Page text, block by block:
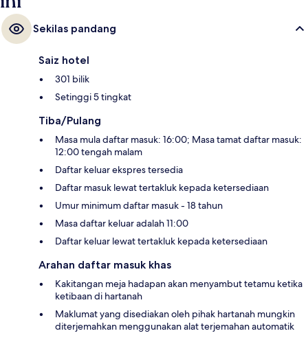
Sekilas pandang
Saiz hotel
301 bilik
Setinggi 5 tingkat
Tiba/Pulang
Masa mula daftar masuk: 16:00; Masa tamat daftar masuk:
12:00 tengah malam
Daftar keluar ekspres tersedia
Daftar masuk lewat tertakluk kepada ketersediaan
Umur minimum daftar masuk - 18 tahun
Masa daftar keluar adalah 11:00
Daftar keluar lewat tertakluk kepada ketersediaan
Arahan daftar masuk khas
Kakitangan meja hadapan akan menyambut tetamu ketika
ketibaan di hartanah
Maklumat yang disediakan oleh pihak hartanah mungkin
diterjemahkan menggunakan alat terjemahan automatik